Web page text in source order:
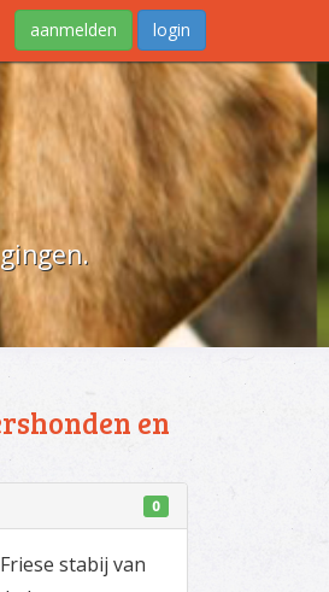
en
0
stabij van
aanmelden login